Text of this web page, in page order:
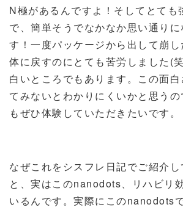
N極があるんですよ！そしてとても
で、簡単そうでなかなか思い通り
す！一度パッケージから出して崩
体に戻すのにとても苦労しました(
白いところでもあります。この面
てみないとわかりにくいかと思う
もぜひ体験していただきたいです。
なぜこれをシスフレ日記でご紹介し
と、実はこのnanodots、リハビリ
いるんです。実際にこのnanodots